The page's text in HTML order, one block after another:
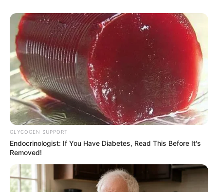
GLYCOGEN SUPPORT
Endocrinologist: If You Have Diabetes, Read This Before It's
Removed!